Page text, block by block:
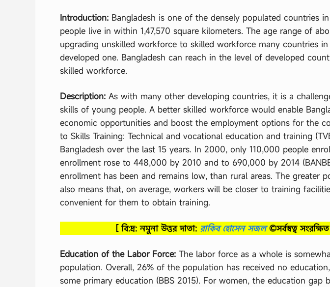
Introduction: Bangladesh is one of the densely populated countries
people live in within 1,47,570 square kilometers. The age range of
upgrading unskilled workforce to skilled workforce many countries
developed one. Bangladesh can reach in the level of developed
skilled workforce.
Description: As with many other developing countries, it is a
skills of young people. A better skilled workforce would enable
economic opportunities and boost the employment options for the
to Skills Training: Technical and vocational education and training
Bangladesh over the last 15 years. In 2000, only 110,000 people
enrollment rose to 448,000 by 2010 and to 690,000 by 2014
enrollment has been and remains low, than rural areas. The greater
also means that, on average, workers will be closer to training
convenient for them to obtain training.
[ বি:দ্র: নমুনা উত্তর দাতা: রাকিব হোসেন সজল©সর্বস্বত্ব সংরক্ষিত
Education of the Labor Force: The labor force as a whole is
population. Overall, 26% of the population has received no
some primary education (BBS 2015). For women, the education gap